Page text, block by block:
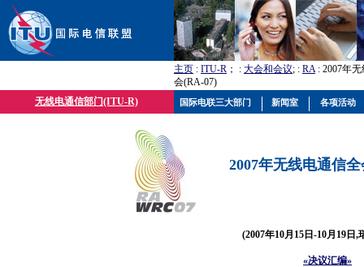
主页 : ITU-R ； : 大会和会议; : RA: 2007年
会(RA-07)
无线电通信部门(ITU-R)
2007年无线电通信
(2007年10月15日-10月19日,
«决议汇编»
国际电联三大部门 新闻室 各项活动